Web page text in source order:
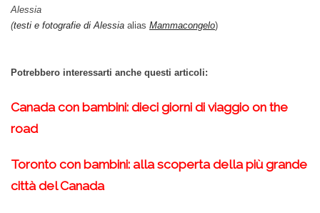
Alessia
(testi e fotografie di Alessia alias Mammacongelo)
Potrebbero interessarti anche questi articoli:
Canada con bambini: dieci giorni di viaggio on the
road
Toronto con bambini: alla scoperta della più grande
città del Canada